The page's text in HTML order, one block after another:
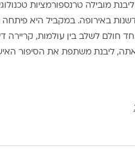
מובילה טרנספורמציות
באירופה. במקביל היא
חולם לשלב בין עולמות, קריירה
ליבנת משתפת את הסיפור